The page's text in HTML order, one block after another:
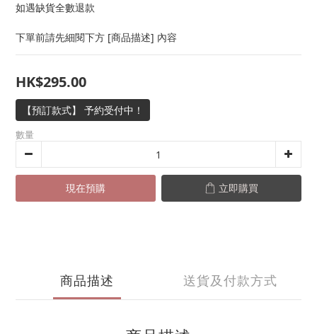
如遇缺貨全數退款
下單前請先細閱下方 [商品描述] 內容
HK$295.00
【預訂款式】 予約受付中！
數量
現在預購 立即購買
商品描述 送貨及付款方式